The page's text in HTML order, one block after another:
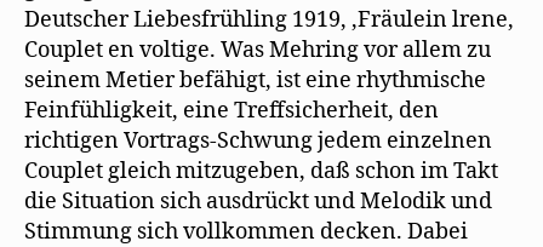
Deutscher Liebesfrühling 1919, ‚Fräulein lrene,
Couplet en voltige. Was Mehring vor allem zu
seinem Metier befähigt, ist eine rhythmische
Feinfühligkeit, eine Treffsicherheit, den
richtigen Vortrags-Schwung jedem einzelnen
Couplet gleich mitzugeben, daß schon im Takt
die Situation sich ausdrückt und Melodik und
Stimmung sich vollkommen decken. Dabei